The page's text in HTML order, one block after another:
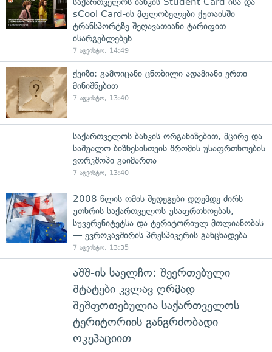
sCool Card-ის მფლობელები ქუთაისში
ტრანსპორტზე შეღავათიანი ტარიფით
ისარგებლებენ
7 აგვისტო, 14:49
ქვიზი: გამოიცანი ცნობილი ადამიანი ერთი
მინიშნებით
7 აგვისტო, 13:40
საქართველოს ბანკის ორგანიზებით, მცირე და
საშუალო ბიზნესისთვის შრომის უსაფრთხოების
ვორკშოპი გაიმართა
7 აგვისტო, 13:40
2008 წლის ომის შედეგები დღემდე ძირს
უთხრის საქართველოს უსაფრთხოებას,
სუვერენიტეტსა და ტერიტორიულ მთლიანობას
— ევროკავშირის პრესპიკერის განცხადება
7 აგვისტო, 13:35
აშშ-ის საელჩო: შეერთებული
შტატები კვლავ ღრმად
შეშფოთებულია საქართველოს
ტერიტორიის განგრძობადი
ოკუპაციით